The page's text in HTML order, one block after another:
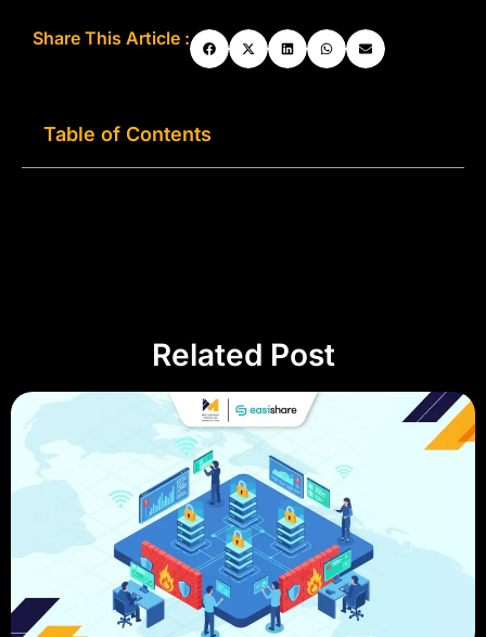
Share This Article :
Table of Contents
Related Post